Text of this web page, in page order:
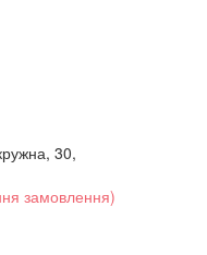
30,
замовлення)